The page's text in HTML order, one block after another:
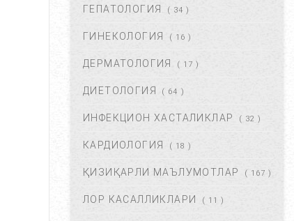
БОШ МИЯ САРАТОНИНИ
НОЯ 24, 2017
БОШ ОҒРИШИ. УНИНГ
ФЕВ 06, 2018 59811
ГЕПАТОЛОГИЯ ( 34 )
ГИНЕКОЛОГИЯ ( 16 )
ДЕРМАТОЛОГИЯ ( 17 )
ДИЕТОЛОГИЯ ( 64 )
ИНФЕКЦИОН ХАСТАЛИКЛАР ( 32 )
КАРДИОЛОГИЯ ( 18 )
ҚИЗИҚАРЛИ МАЪЛУМОТЛАР ( 167 )
ЛОР КАСАЛЛИКЛАРИ ( 11 )